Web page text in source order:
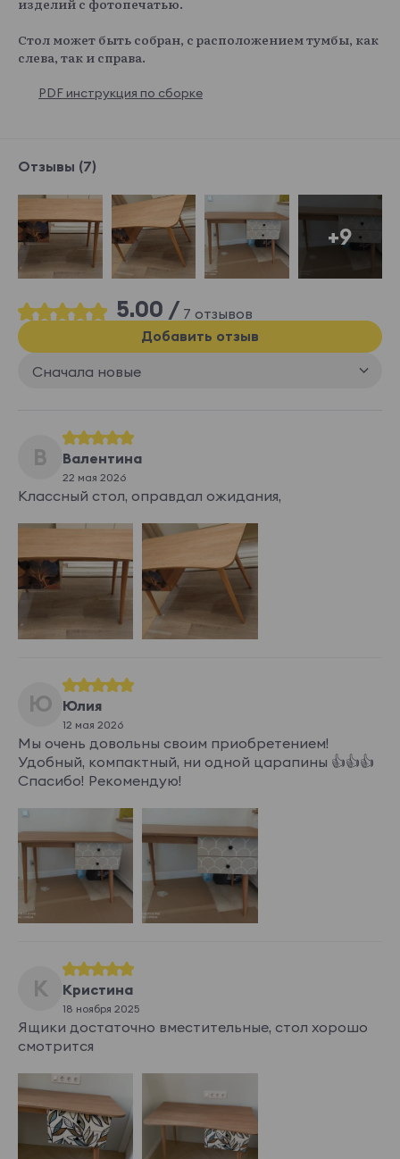
Стол может быть собран, с расположением тумбы, как
слева, так и справа.
PDF инструкция по сборке
Отзывы (7)
+9
5.00 / 7 отзывов
Сначала новые
Добавить отзыв
В Валентина
22 мая 2026
Классный стол, оправдал ожидания,
Ю Юлия
12 мая 2026
Мы очень довольны своим приобретением!
Удобный, компактный, ни одной царапины 👍👍👍
Спасибо! Рекомендую!
К Кристина
18 ноября 2025
Ящики достаточно вместительные, стол хорошо
смотрится